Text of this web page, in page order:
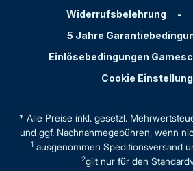
Widerrufsbelehrung
-
5 Jahre
Einlösebedingungen
Cookie
* Alle Preise inkl. gesetzl.
und ggf. Nachnahmegebühren, wenn
1ausgenommen Speditionsversand
2gilt nur für den